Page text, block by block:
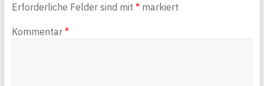
Erforderliche Felder sind mit *markiert
Kommentar *